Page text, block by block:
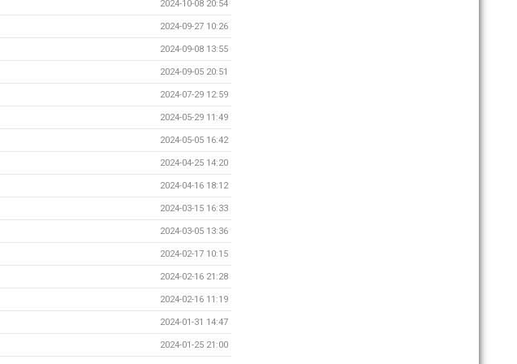
2024-10-08 20:54
2024-09-27 10:26
2024-09-08 13:55
2024-09-05 20:51
2024-07-29 12:59
2024-05-29 11:49
2024-05-05 16:42
2024-04-25 14:20
2024-04-16 18:12
2024-03-15 16:33
2024-03-05 13:36
2024-02-17 10:15
2024-02-16 21:28
2024-02-16 11:19
2024-01-31 14:47
2024-01-25 21:00